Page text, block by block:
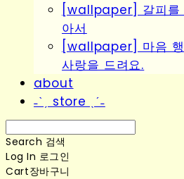
[wallpaper] 갈피를
아서
[wallpaper] 마음
사랑을 드려요.
about
˗ˋˏ store ˎˊ˗
Search 검색
Log In 로그인
Cart장바구니